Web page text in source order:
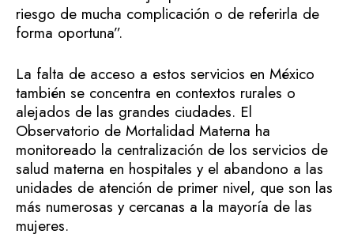
riesgo de mucha complicación o de referirla de
forma oportuna”.
La falta de acceso a estos servicios en México
también se concentra en contextos rurales o
alejados de las grandes ciudades. El
Observatorio de Mortalidad Materna ha
monitoreado la centralización de los servicios de
salud materna en hospitales y el abandono a las
unidades de atención de primer nivel, que son las
más numerosas y cercanas a la mayoría de las
mujeres.